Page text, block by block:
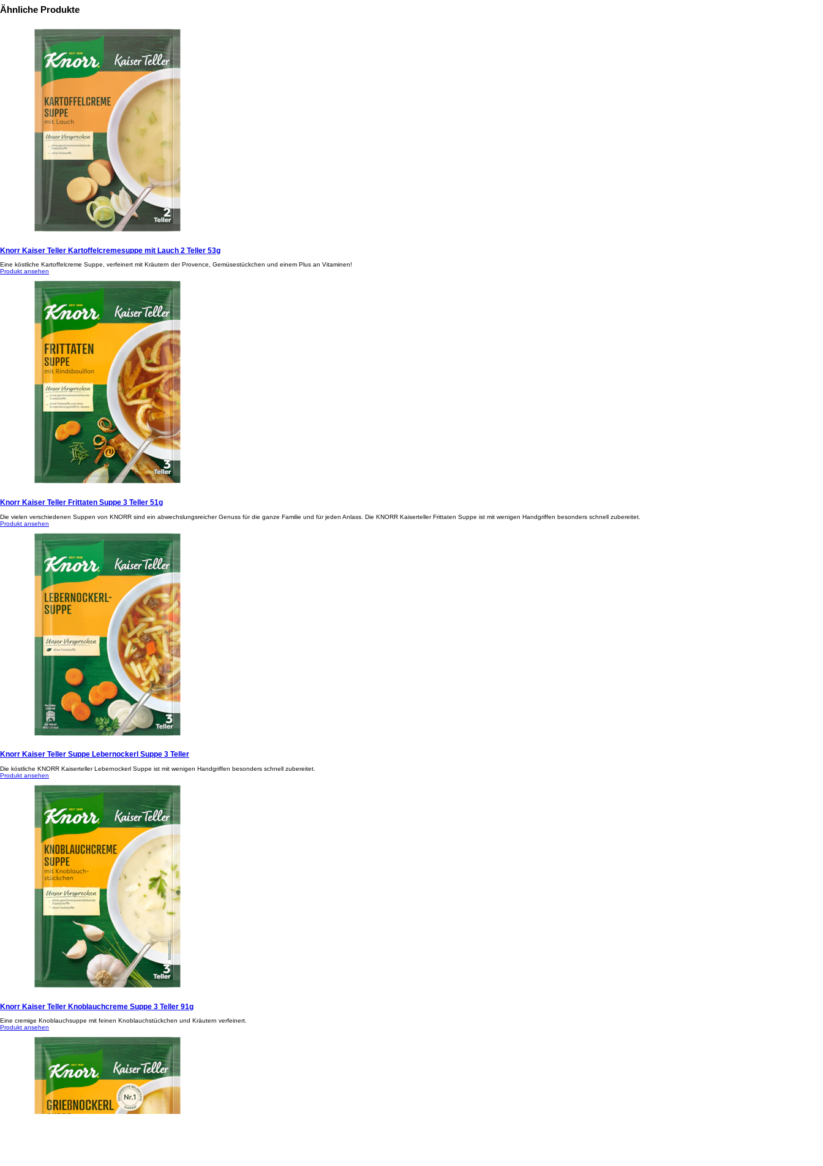
Ähnliche Produkte
Knorr Kaiser Teller Kartoffelcremesuppe mit Lauch 2 Teller 53g
Eine köstliche Kartoffelcreme Suppe, verfeinert mit Kräutern der Provence, Gemüsestückchen und einem Plus an Vitaminen!
Produkt ansehen
Knorr Kaiser Teller Frittaten Suppe 3 Teller 51g
Die vielen verschiedenen Suppen von KNORR sind ein abwechslungsreicher Genuss für die ganze Familie und für jeden Anlass. Die KNORR Kaiserteller Frittaten Suppe ist mit wenigen Handgriffen besonders schnell zubereitet.
Produkt ansehen
Knorr Kaiser Teller Suppe Lebernockerl Suppe 3 Teller
Die köstliche KNORR Kaiserteller Lebernockerl Suppe ist mit wenigen Handgriffen besonders schnell zubereitet.
Produkt ansehen
Knorr Kaiser Teller Knoblauchcreme Suppe 3 Teller 91g
Eine cremige Knoblauchsuppe mit feinen Knoblauchstückchen und Kräutern verfeinert.
Produkt ansehen